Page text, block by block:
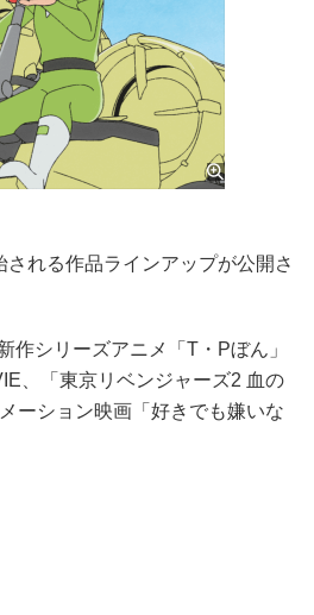
れる作品ラインアップが公開さ
シリーズアニメ「T・Pぼん」
、「東京リベンジャーズ2 血の
ーション映画「好きでも嫌いな